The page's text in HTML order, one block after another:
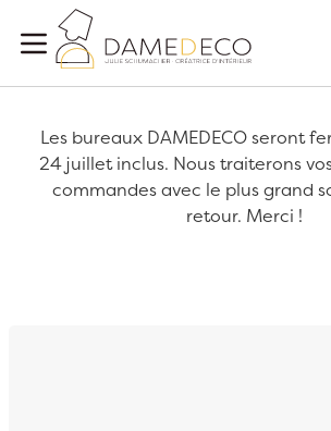
Aller au contenu
Les bureaux DAMEDECO seront
24 juillet inclus. Nous traiterons
commandes avec le plus grand
retour. Merci !